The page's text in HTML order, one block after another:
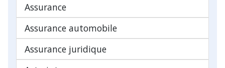
Assurance
Assurance automobile
Assurance juridique